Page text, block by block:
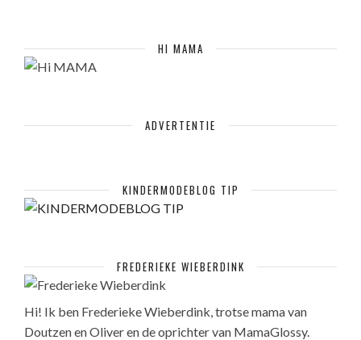
HI MAMA
ADVERTENTIE
KINDERMODEBLOG TIP
FREDERIEKE WIEBERDINK
Hi! Ik ben Frederieke Wieberdink, trotse mama van
Doutzen en Oliver en de oprichter van MamaGlossy.